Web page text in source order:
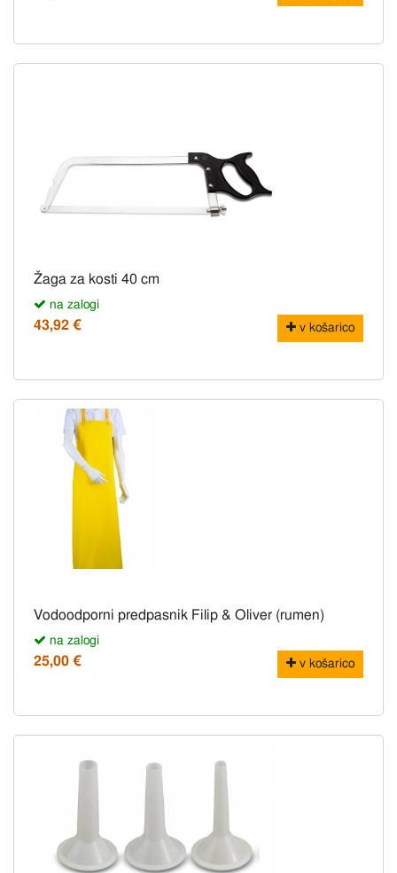
Žaga za kosti 40 cm
na zalogi
43,92 € v košarico
Vodoodporni predpasnik Filip & Oliver (rumen)
na zalogi
25,00 € v košarico